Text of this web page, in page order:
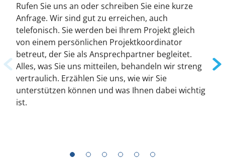
Rufen Sie uns an oder schreiben Sie eine kurze
Anfrage. Wir sind gut zu erreichen, auch
telefonisch. Sie werden bei Ihrem Projekt gleich
von einem persönlichen Projektkoordinator
betreut, der Sie als Ansprechpartner begleitet.
Alles, was Sie uns mitteilen, behandeln wir streng
vertraulich. Erzählen Sie uns, wie wir Sie
unterstützen können und was Ihnen dabei wichtig
ist.
1 2 3 4 5 6